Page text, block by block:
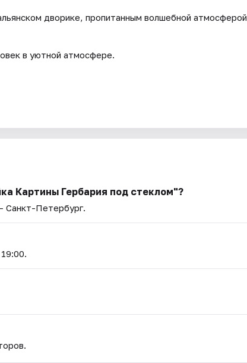
дворике, пропитанным волшебной атмосферой
в уютной атмосфере.
Картины Гербария под стеклом"?
Санкт-Петербург.